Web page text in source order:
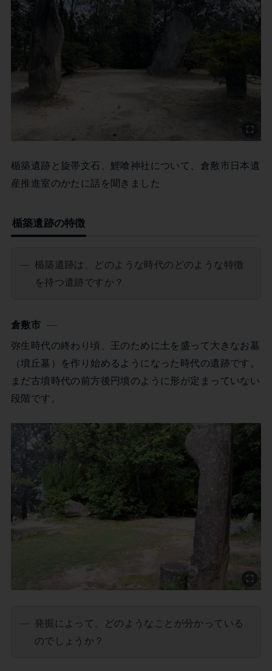
楯築遺跡と旋帯文石、鯉喰神社について、倉敷市日本遺
産推進室のかたに話を聞きました
楯築遺跡の特徴
楯築遺跡は、どのような時代のどのような特徴
を持つ遺跡ですか？
倉敷市
弥生時代の終わり頃、王のために土を盛って大きなお墓
（墳丘墓）を作り始めるようになった時代の遺跡です。
まだ古墳時代の前方後円墳のように形が定まっていない
段階です。
発掘によって、どのようなことが分かっている
のでしょうか？